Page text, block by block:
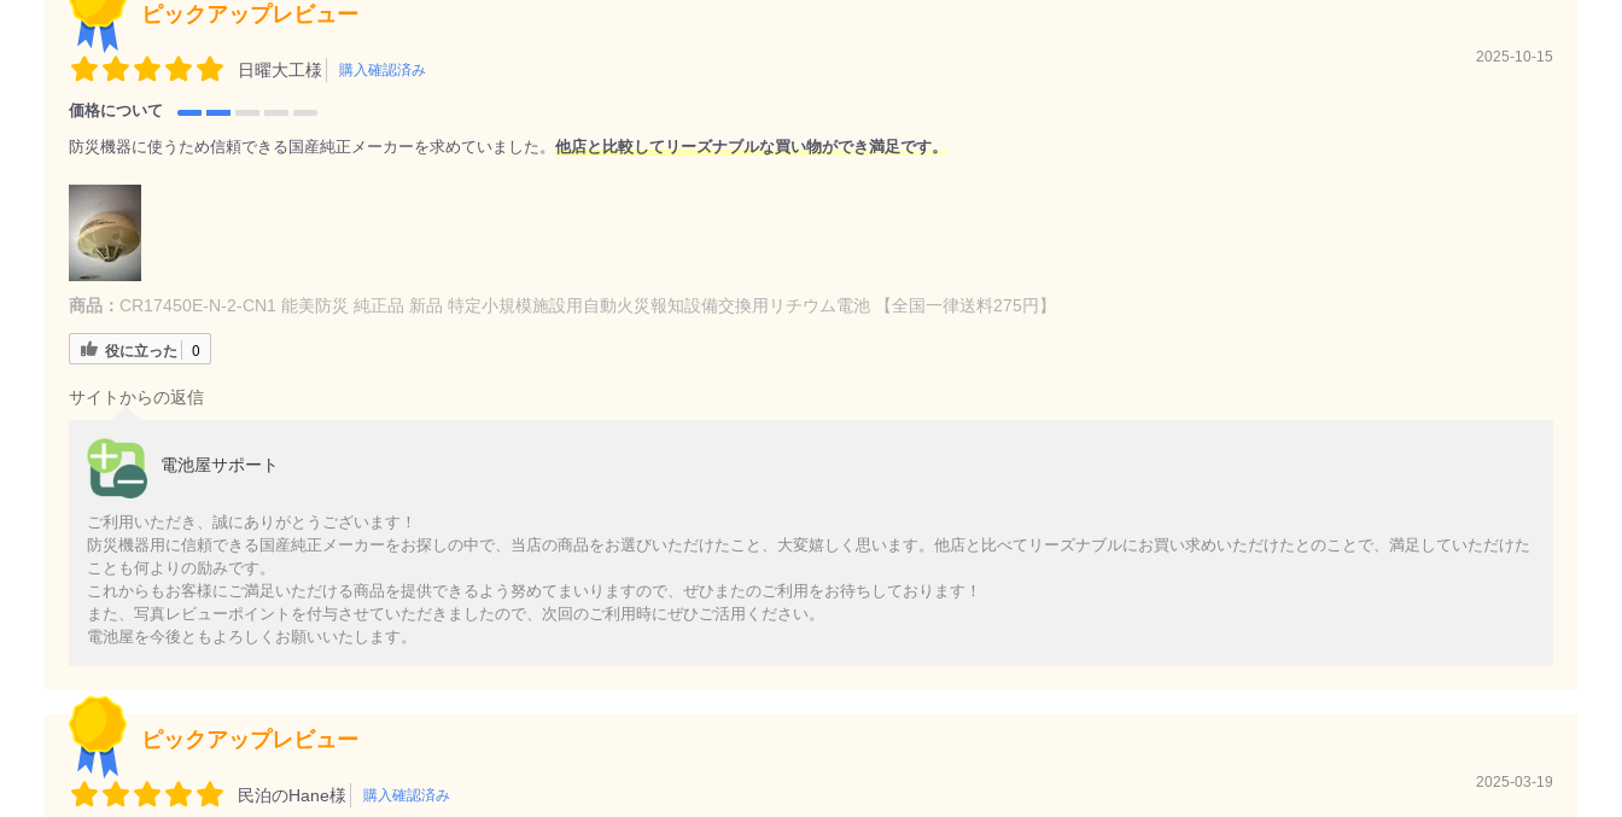
ピックアップレビュー
日曜大工様 購入確認済み
2025-10-15
価格について
防災機器に使うため信頼できる国産純正メーカーを求めていました。 他店と比較してリーズナブルな買い物ができ満足です。
商品： CR17450E-N-2-CN1 能美防災 純正品 新品 特定小規模施設用自動火災報知設備交換用リチウム電池 【全国一律送料275円】
役に立った 0
サイトからの返信
電池屋サポート
ご利用いただき、誠にありがとうございます！
防災機器用に信頼できる国産純正メーカーをお探しの中で、当店の商品をお選びいただけたこと、大変嬉しく思います。他店と比べてリーズナブルにお買い求めいただけたとのことで、満足していただけた
ことも何よりの励みです。
これからもお客様にご満足いただける商品を提供できるよう努めてまいりますので、ぜひまたのご利用をお待ちしております！
また、写真レビューポイントを付与させていただきましたので、次回のご利用時にぜひご活用ください。
電池屋を今後ともよろしくお願いいたします。
ピックアップレビュー
民泊のHane様 購入確認済み
2025-03-19